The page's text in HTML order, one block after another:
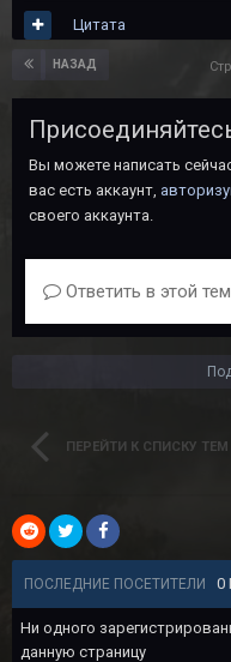
Цитата
НАЗАД
Вы можете написать
вас есть аккаунт,
своего аккаунта.
Ответить в этой
ПЕРЕЙТИ К СПИСКУ ТЕМ
ПОСЛЕДНИЕ ПОСЕТИТЕЛИ 0
Ни одного
данную страницу